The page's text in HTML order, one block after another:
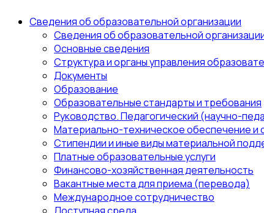
Сведения об образовательной организации
Сведения об образовательной
Основные сведения
Структура и органы управления
Документы
Образование
Образовательные стандарты и требования
Руководство. Педагогический (научно-
Материально-техническое обеспечение
Стипендии и иные виды материальной
Платные образовательные услуги
Финансово-хозяйственная деятельность
Вакантные места для приема (перевода)
Международное сотрудничество